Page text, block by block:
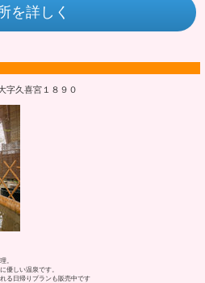
を詳しく
字久喜宮１８９０
。
優しい温泉です。
る日帰りプランも販売中です